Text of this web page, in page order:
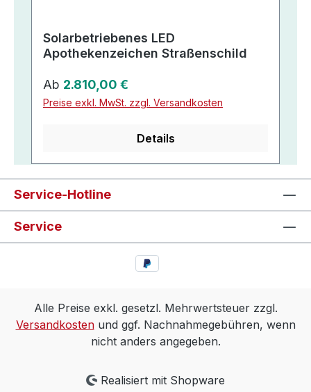
Solarbetriebenes LED
Apothekenzeichen Straßenschild
Regulärer Preis:
Ab 2.810,00 €
Preise exkl. MwSt. zzgl. Versandkosten
Details
Service-Hotline
Service
Alle Preise exkl. gesetzl. Mehrwertsteuer zzgl.
Versandkostenund ggf. Nachnahmegebühren, wenn
nicht anders angegeben.
Realisiert mit Shopware